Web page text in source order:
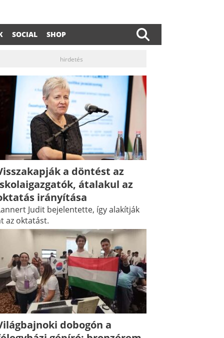
SOCIAL SHOP
hirdetés
a döntést az
átalakul az
irányítása
Judit bejelentette, így alakítják
az oktatást.
dobogón a